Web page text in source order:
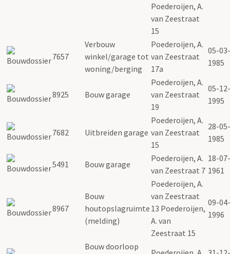
Poederoijen, A.
van Zeestraat
15
7657
Verbouw
winkel/garage tot
woning/berging
Poederoijen, A.
van Zeestraat
17a
05-03-
1985
8925 Bouw garage
Poederoijen, A.
van Zeestraat
19
05-12-
1995
7682 Uitbreiden garage
Poederoijen, A.
van Zeestraat
15
28-05-
1985
5491 Bouw garage
Poederoijen, A.
van Zeestraat 7
18-07-
1961
8967
Bouw
houtopslagruimte
(melding)
Poederoijen, A.
van Zeestraat
13 Poederoijen,
A. van
Zeestraat 15
09-04-
1996
Bouw doorloop